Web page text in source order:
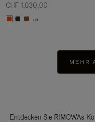
CHF 1.030,00
+5
MEHR
Entdecken Sie RIMOWAs